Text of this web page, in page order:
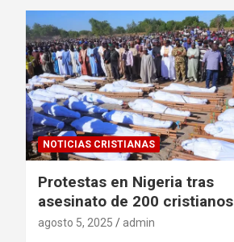
NOTICIAS CRISTIANAS
Protestas en Nigeria tras
asesinato de 200 cristianos
agosto 5, 2025 admin